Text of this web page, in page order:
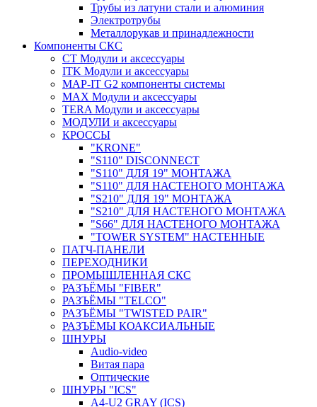
Трубы из латуни стали и алюминия
Электротрубы
Металлорукав и принадлежности
Компоненты СКС
CT Модули и аксессуары
ITK Модули и аксессуары
MAP-IT G2 компоненты системы
MAX Модули и аксессуары
TERA Модули и аксессуары
МОДУЛИ и аксессуары
КРОССЫ
"KRONE"
"S110" DISCONNECT
"S110" ДЛЯ 19" МОНТАЖА
"S110" ДЛЯ НАСТЕНОГО МОНТАЖА
"S210" ДЛЯ 19" МОНТАЖА
"S210" ДЛЯ НАСТЕНОГО МОНТАЖА
"S66" ДЛЯ НАСТЕНОГО МОНТАЖА
"TOWER SYSTEM" НАСТЕННЫЕ
ПАТЧ-ПАНЕЛИ
ПЕРЕХОДНИКИ
ПРОМЫШЛЕННАЯ СКС
РАЗЪЁМЫ "FIBER"
РАЗЪЁМЫ "TELCO"
РАЗЪЁМЫ "TWISTED PAIR"
РАЗЪЁМЫ КОАКСИАЛЬНЫЕ
ШНУРЫ
Audio-video
Витая пара
Оптические
ШНУРЫ "ICS"
A4-U2 GRAY (ICS)